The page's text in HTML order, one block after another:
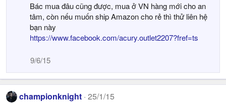
Bác mua đâu cũng được, mua ở VN hàng mới cho an
tâm, còn nếu muốn ship Amazon cho rẻ thì thử liên hệ
bạn này
https://www.facebook.com/acury.outlet2207?fref=ts
9/6/15
championknight 25/1/15